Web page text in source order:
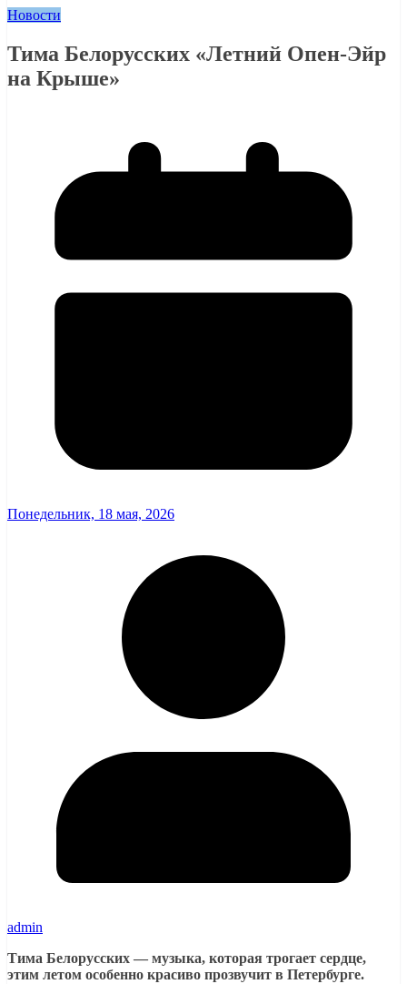
Новости
Тима Белорусских «Летний Опен-Эйр
на Крыше»
Понедельник, 18 мая, 2026
admin
Тима Белорусских — музыка, которая трогает сердце,
этим летом особенно красиво прозвучит в Петербурге.